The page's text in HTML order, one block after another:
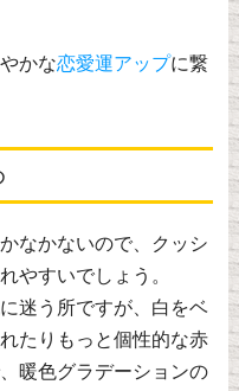
かな恋愛運アップに繋
なかないので、クッシ
やすいでしょう。
迷う所ですが、白をベ
たりもっと個性的な赤
暖色グラデーションの